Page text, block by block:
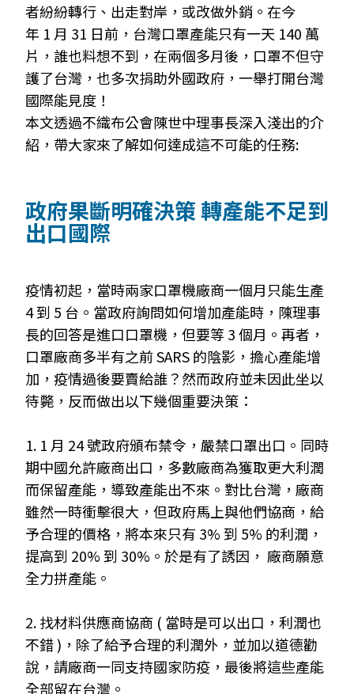
者紛紛轉行、出走對岸，或改做外銷。在今
年 1 月 31 日前，台灣口罩產能只有一天 140 萬
片，誰也料想不到，在兩個多月後，口罩不但守
護了台灣，也多次捐助外國政府，一舉打開台灣
國際能見度！
本文透過不織布公會陳世中理事長深入淺出的介
紹，帶大家來了解如何達成這不可能的任務:
政府果斷明確決策 轉產能不足到
出口國際
疫情初起，當時兩家口罩機廠商一個月只能生產
4到 5 台。當政府詢問如何增加產能時，陳理事
長的回答是進口口罩機，但要等 3個月。再者，
口罩廠商多半有之前SARS的陰影，擔心產能增
加，疫情過後要賣給誰？然而政府並未因此坐以
待斃，反而做出以下幾個重要決策：
1. 1 月 24 號政府頒布禁令，嚴禁口罩出口。同時
期中國允許廠商出口，多數廠商為獲取更大利潤
而保留產能，導致產能出不來。對比台灣，廠商
雖然一時衝擊很大，但政府馬上與他們協商，給
予合理的價格，將本來只有 3% 到 5% 的利潤，
提高到 20% 到 30%。於是有了誘因， 廠商願意
全力拼產能。
2. 找材料供應商協商 ( 當時是可以出口，利潤也
不錯 )，除了給予合理的利潤外，並加以道德勸
說，請廠商一同支持國家防疫，最後將這些產能
全部留在台灣。